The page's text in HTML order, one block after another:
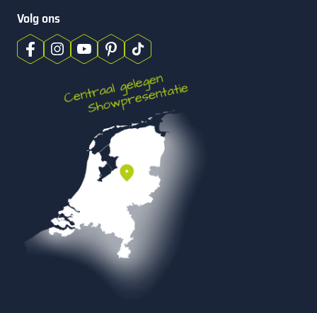
Volg ons